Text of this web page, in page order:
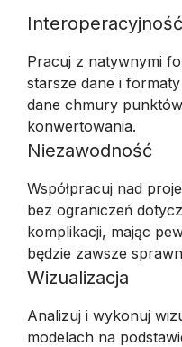
Interoperacyjność
Pracuj z natywnymi
starsze dane i
dane chmury
konwertowania.
Niezawodność
Współpracuj nad
bez ograniczeń
komplikacji, mając
będzie zawsze
Wizualizacja
Analizuj i wykonuj
modelach na